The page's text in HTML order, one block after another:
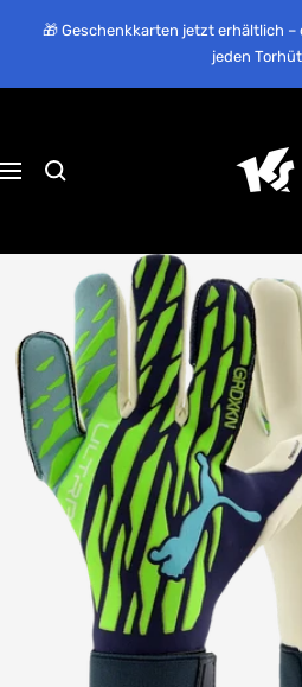
🎁 Geschenkkarten jetzt erhältlich
jeden
Navigation
Suisse